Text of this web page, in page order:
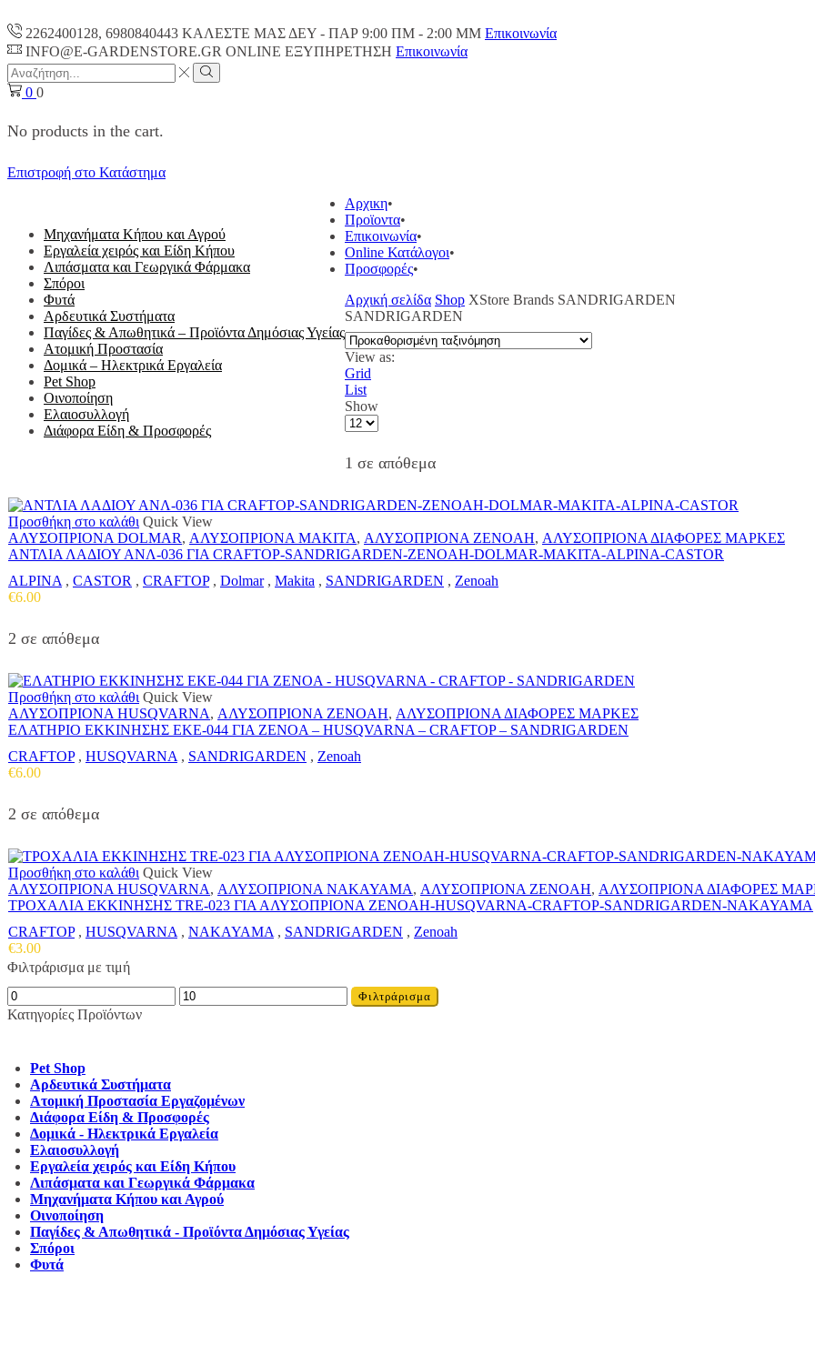
2262400128, 6980840443 ΚΑΛΕΣΤΕ ΜΑΣ ΔΕΥ - ΠΑΡ 9:00 ΠM - 2:00 ΜΜ Επικοινωνία
INFO@E-GARDENSTORE.GR ONLINE ΕΞΥΠΗΡΕΤΗΣH Επικοινωνία
Search
input
Search
0 0
No products in the cart.
Επιστροφή στο Κατάστημα
Μηχανήματα Κήπου και Αγρού
Εργαλεία χειρός και Είδη Κήπου
Λιπάσματα και Γεωργικά Φάρμακα
Σπόροι
Φυτά
Αρδευτικά Συστήματα
Παγίδες & Απωθητικά – Προϊόντα Δημόσιας Υγείας
Ατομική Προστασία
Δομικά – Ηλεκτρικά Εργαλεία
Pet Shop
Οινοποίηση
Ελαιοσυλλογή
Διάφορα Είδη & Προσφορές
Αρχικη
Προϊοντα
Επικοινωνία
Online Κατάλογοι
Προσφορές
Αρχική σελίδα Shop XStore Brands SANDRIGARDEN
SANDRIGARDEN
View as:
Grid
List
Show
Products
page
1 σε απόθεμα
Προσθήκη στο καλάθι Quick View
ΑΛΥΣΟΠΡΙΟΝΑ DOLMAR, ΑΛΥΣΟΠΡΙΟΝΑ MAKITA, ΑΛΥΣΟΠΡΙΟΝΑ ZENOAH, ΑΛΥΣΟΠΡΙΟΝΑ ΔΙΑΦΟΡΕΣ ΜΑΡΚΕΣ
ΑΝΤΛΙΑ ΛΑΔΙΟΥ ΑΝΛ-036 ΓΙΑ CRAFTOP-SANDRIGARDEN-ZENOAH-DOLMAR-MAKITA-ALPINA-CASTOR
ALPINA , CASTOR , CRAFTOP, Dolmar, Makita , SANDRIGARDEN , Zenoah
€6.00
2 σε απόθεμα
Προσθήκη στο καλάθι Quick View
ΑΛΥΣΟΠΡΙΟΝΑ HUSQVARNA, ΑΛΥΣΟΠΡΙΟΝΑ ZENOAH, ΑΛΥΣΟΠΡΙΟΝΑ ΔΙΑΦΟΡΕΣ ΜΑΡΚΕΣ
ΕΛΑΤΗΡΙΟ ΕΚΚΙΝΗΣΗΣ ΕΚΕ-044 ΓΙΑ ZENOA – HUSQVARNA – CRAFTOP – SANDRIGARDEN
CRAFTOP, HUSQVARNA , SANDRIGARDEN , Zenoah
€6.00
2 σε απόθεμα
Προσθήκη στο καλάθι Quick View
ΑΛΥΣΟΠΡΙΟΝΑ HUSQVARNA, ΑΛΥΣΟΠΡΙΟΝΑ NAKAYAMA, ΑΛΥΣΟΠΡΙΟΝΑ ZENOAH, ΑΛΥΣΟΠΡΙΟΝΑ ΔΙΑΦΟΡΕΣ
ΤΡΟΧΑΛΙΑ ΕΚΚΙΝΗΣΗΣ TRE-023 ΓΙΑ ΑΛΥΣΟΠΡΙΟΝΑ ZENOAH-HUSQVARNA-CRAFTOP-SANDRIGARDEN-NAKAYAMA
CRAFTOP, HUSQVARNA , NAKAYAMA , SANDRIGARDEN , Zenoah
€3.00
Φιλτράρισμα με τιμή
Ελάχιστη
τιμή
Μέγιστη
τιμή
Φιλτράρισμα
Κατηγορίες Προϊόντων
Pet Shop
Αρδευτικά Συστήματα
Ατομική Προστασία Εργαζομένων
Διάφορα Είδη & Προσφορές
Δομικά - Ηλεκτρικά Εργαλεία
Ελαιοσυλλογή
Εργαλεία χειρός και Είδη Κήπου
Λιπάσματα και Γεωργικά Φάρμακα
Μηχανήματα Κήπου και Αγρού
Οινοποίηση
Παγίδες & Απωθητικά - Προϊόντα Δημόσιας Υγείας
Σπόροι
Φυτά